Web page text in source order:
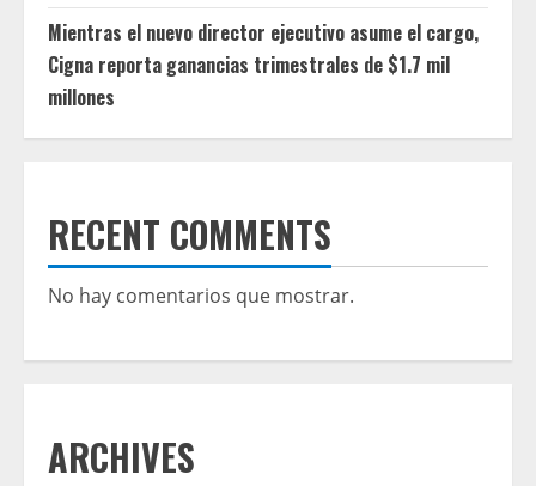
Mientras el nuevo director ejecutivo asume el cargo,
Cigna reporta ganancias trimestrales de $1.7 mil
millones
RECENT COMMENTS
No hay comentarios que mostrar.
ARCHIVES